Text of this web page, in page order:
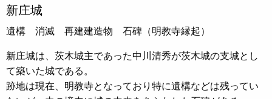
新庄城
遺構 消滅 再建建造物 石碑（明教寺縁起）
新庄城は、茨木城主であった中川清秀が茨木城の支城とし
て築いた城である。
跡地は現在、明教寺となっており特に遺構などは残ってい